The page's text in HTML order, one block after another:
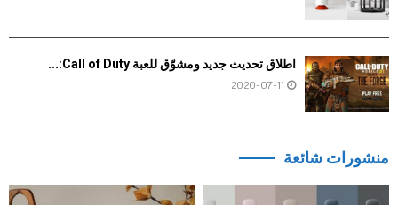
اطلاق تحديث جديد ومشوّق للعبة Call of Duty:...
2020-07-11
منشورات شائعة